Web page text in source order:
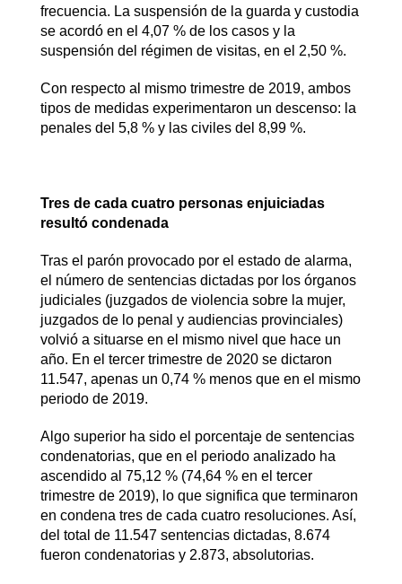
frecuencia. La suspensión de la guarda y custodia
se acordó en el 4,07 % de los casos y la
suspensión del régimen de visitas, en el 2,50 %.
Con respecto al mismo trimestre de 2019, ambos
tipos de medidas experimentaron un descenso: la
penales del 5,8 % y las civiles del 8,99 %.
Tres de cada cuatro personas enjuiciadas
resultó condenada
Tras el parón provocado por el estado de alarma,
el número de sentencias dictadas por los órganos
judiciales (juzgados de violencia sobre la mujer,
juzgados de lo penal y audiencias provinciales)
volvió a situarse en el mismo nivel que hace un
año. En el tercer trimestre de 2020 se dictaron
11.547, apenas un 0,74 % menos que en el mismo
periodo de 2019.
Algo superior ha sido el porcentaje de sentencias
condenatorias, que en el periodo analizado ha
ascendido al 75,12 % (74,64 % en el tercer
trimestre de 2019), lo que significa que terminaron
en condena tres de cada cuatro resoluciones. Así,
del total de 11.547 sentencias dictadas, 8.674
fueron condenatorias y 2.873, absolutorias.